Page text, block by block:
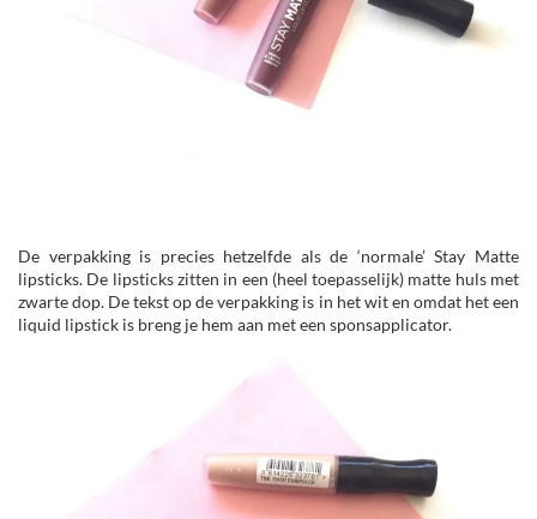
De verpakking is precies hetzelfde als de ‘normale’ Stay Matte
lipsticks. De lipsticks zitten in een (heel toepasselijk) matte huls met
zwarte dop. De tekst op de verpakking is in het wit en omdat het een
liquid lipstick is breng je hem aan met een sponsapplicator.